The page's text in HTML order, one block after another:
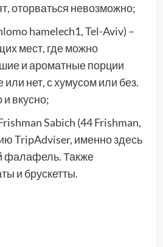
оторваться невозможно;
hamelech1, Tel-Aviv) –
мест, где можно
и ароматные порции
нет, с хумусом или без.
вкусно;
Sabich (44 Frishman,
TripAdviser, именно здесь
фалафель. Также
и брускетты.